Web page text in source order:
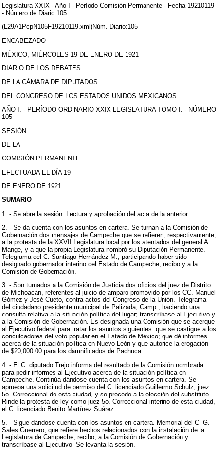
Legislatura XXIX - Año I - Período Comisión Permanente - Fecha 19210119
- Número de Diario 105
(L29A1PcpN105F19210119.xml)Núm. Diario:105
ENCABEZADO
MÉXICO, MIÉRCOLES 19 DE ENERO DE 1921
DIARIO DE LOS DEBATES
DE LA CÁMARA DE DIPUTADOS
DEL CONGRESO DE LOS ESTADOS UNIDOS MEXICANOS
AÑO I. - PERÍODO ORDINARIO XXIX LEGISLATURA TOMO I. - NÚMERO
105
SESIÓN
DE LA
COMISIÓN PERMANENTE
EFECTUADA EL DÍA 19
DE ENERO DE 1921
SUMARIO
1. - Se abre la sesión. Lectura y aprobación del acta de la anterior.
2. - Se da cuenta con los asuntos en cartera. Se turnan a la Comisión de
Gobernación dos mensajes de Campeche que se refieren, respectivamente,
a la protesta de la XXVII Legislatura local por los atentados del general A.
Mange, y a que la propia Legislatura nombró su Diputación Permanente.
Telegrama del C. Santiago Hernández M., participando haber sido
designado gobernador interino del Estado de Campeche; recibo y a la
Comisión de Gobernación.
3. - Son turnados a la Comisión de Justicia dos oficios del juez de Distrito
de Michoacán, referentes al juicio de amparo promovido por los CC. Manuel
Gómez y José Cueto, contra actos del Congreso de la Unión. Telegrama
del ciudadano presidente municipal de Palizada, Camp., haciendo una
consulta relativa a la situación política del lugar; transcríbase al Ejecutivo y
a la Comisión de Gobernación. Es designada una Comisión que se acerque
al Ejecutivo federal para tratar los asuntos siguientes: que se castigue a los
conculcadores del voto popular en el Estado de México; que dé informes
acerca de la situación política en Nuevo León y que autorice la erogación
de $20,000.00 para los damnificados de Pachuca.
4. - El C. diputado Trejo informa del resultado de la Comisión nombrada
para pedir informes al Ejecutivo acerca de la situación política en
Campeche. Continúa dándose cuenta con los asuntos en cartera. Se
aprueba una solicitud de permiso del C. licenciado Guillermo Schulz, juez
5o. Correccional de esta ciudad, y se procede a la elección del substituto.
Rinde la protesta de ley como juez 5o. Correccional interino de esta ciudad,
el C. licenciado Benito Martínez Suárez.
5. - Sigue dándose cuenta con los asuntos en cartera. Memorial del C. G.
Sales Guerrero, que refiere hechos relacionados con la instalación de la
Legislatura de Campeche; recibo, a la Comisión de Gobernación y
transcríbase al Ejecutivo. Se levanta la sesión.